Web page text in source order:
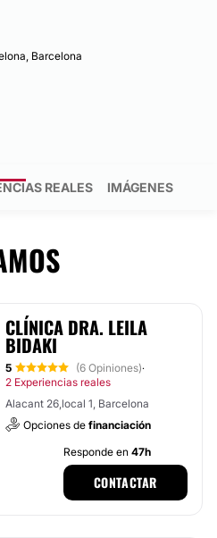
Barcelona
REALES IMÁGENES
CLÍNICA DRA. LEILA
BIDAKI
5 (6 Opiniones)·
2 Experiencias reales
Alacant 26,local 1, Barcelona
Opciones de financiación
Responde en 47h
CONTACTAR